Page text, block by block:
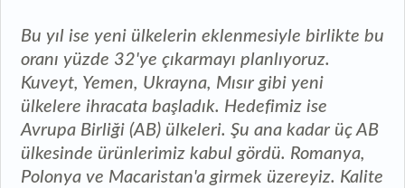
Bu yıl ise yeni ülkelerin eklenmesiyle birlikte bu
oranı yüzde 32'ye çıkarmayı planlıyoruz.
Kuveyt, Yemen, Ukrayna, Mısır gibi yeni
ülkelere ihracata başladık. Hedefimiz ise
Avrupa Birliği (AB) ülkeleri. Şu ana kadar üç AB
ülkesinde ürünlerimiz kabul gördü. Romanya,
Polonya ve Macaristan'a girmek üzereyiz. Kalite